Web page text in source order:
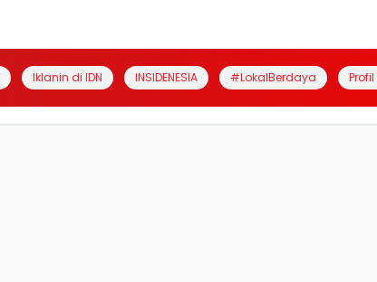
Iklanin di IDN INSIDENESIA #LokalBerdaya